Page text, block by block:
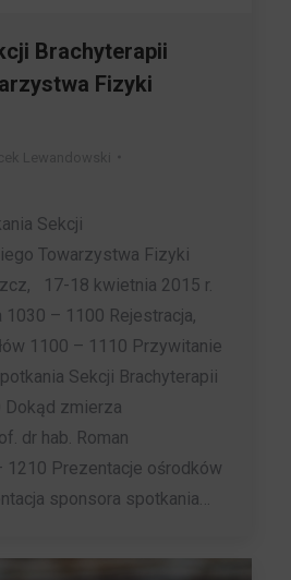
Brachyterapii
Fizyki
Sekcji
Towarzystwa Fizyki
17-18 kwietnia 2015 r.
– 1100 Rejestracja,
1100 – 1110 Przywitanie
Sekcji Brachyterapii
Dokąd zmierza
dr hab. Roman
1210 Prezentacje ośrodków
sponsora spotkania…